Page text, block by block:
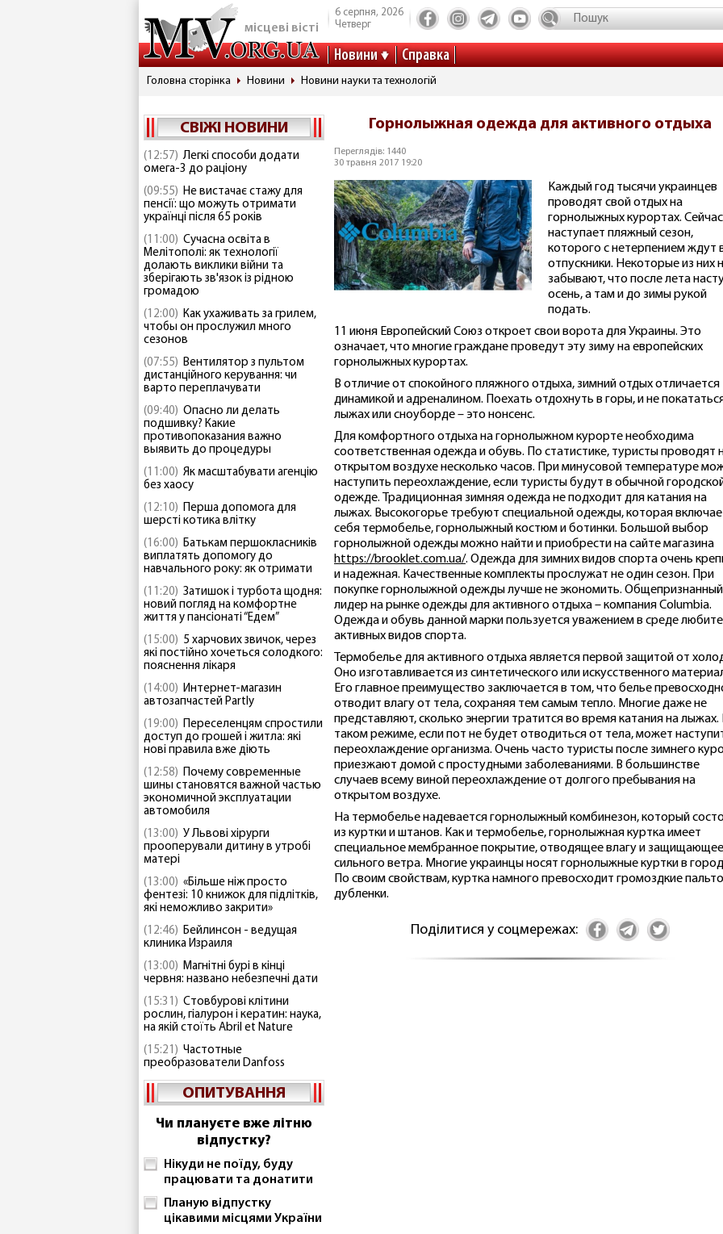
місцеві вісті
6 серпня, 2026
Четверг
Новини Справка
Головна сторінка Новини Новини науки та технологій
СВІЖІ НОВИНИ
(12:57) Легкі способи додати
омега-3 до раціону
(09:55) Не вистачає стажу для
пенсії: що можуть отримати
українці після 65 років
(11:00) Сучасна освіта в
Мелітополі: як технології
долають виклики війни та
зберігають зв'язок із рідною
громадою
(12:00) Как ухаживать за грилем,
чтобы он прослужил много
сезонов
(07:55) Вентилятор з пультом
дистанційного керування: чи
варто переплачувати
(09:40) Опасно ли делать
подшивку? Какие
противопоказания важно
выявить до процедуры
(11:00) Як масштабувати агенцію
без хаосу
(12:10) Перша допомога для
шерсті котика влітку
(16:00) Батькам першокласників
виплатять допомогу до
навчального року: як отримати
(11:20) Затишок і турбота щодня:
новий погляд на комфортне
життя у пансіонаті “Едем”
(15:00) 5 харчових звичок, через
які постійно хочеться солодкого:
пояснення лікаря
(14:00) Интернет-магазин
автозапчастей Partly
(19:00) Переселенцям спростили
доступ до грошей і житла: які
нові правила вже діють
(12:58) Почему современные
шины становятся важной частью
экономичной эксплуатации
автомобиля
(13:00) У Львові хірурги
прооперували дитину в утробі
матері
(13:00) «Більше ніж просто
фентезі: 10 книжок для підлітків,
які неможливо закрити»
(12:46) Бейлинсон - ведущая
клиника Израиля
(13:00) Магнітні бурі в кінці
червня: названо небезпечні дати
(15:31) Стовбурові клітини
рослин, гіалурон і кератин: наука,
на якій стоїть Abril et Nature
(15:21) Частотные
преобразователи Danfoss
ОПИТУВАННЯ
Чи плануєте вже літню
відпустку?
Нікуди не поїду, буду
працювати та донатити
Планую відпустку
цікавими місцями України
Горнолыжная одежда для активного отдыха
Переглядів: 1440
30 травня 2017 19:20
Каждый год тысячи украинцев
проводят свой отдых на
горнолыжных курортах. Сейчас
наступает пляжный сезон,
которого с нетерпением ждут
отпускники. Некоторые из них
забывают, что после лета
осень, а там и до зимы рукой
подать.
11 июня Европейский Союз откроет свои ворота для Украины. Это
означает, что многие граждане проведут эту зиму на европейских
горнолыжных курортах.
В отличие от спокойного пляжного отдыха, зимний отдых отличается
динамикой и адреналином. Поехать отдохнуть в горы, и не
лыжах или сноуборде – это нонсенс.
Для комфортного отдыха на горнолыжном курорте необходима
соответственная одежда и обувь. По статистике, туристы проводят
открытом воздухе несколько часов. При минусовой температуре
наступить переохлаждение, если туристы будут в обычной
одежде. Традиционная зимняя одежда не подходит для катания на
лыжах. Высокогорье требуют специальной одежды, которая
себя термобелье, горнолыжный костюм и ботинки. Большой выбор
горнолыжной одежды можно найти и приобрести на сайте магазина
https://brooklet.com.ua/. Одежда для зимних видов спорта очень
и надежная. Качественные комплекты прослужат не один сезон. При
покупке горнолыжной одежды лучше не экономить. Общепризнанный
лидер на рынке одежды для активного отдыха – компания Columbia.
Одежда и обувь данной марки пользуется уважением в среде
активных видов спорта.
Термобелье для активного отдыха является первой защитой от
Оно изготавливается из синтетического или искусственного
Его главное преимущество заключается в том, что белье
отводит влагу от тела, сохраняя тем самым тепло. Многие даже не
представляют, сколько энергии тратится во время катания на лыжах.
таком режиме, если пот не будет отводиться от тела, может
переохлаждение организма. Очень часто туристы после зимнего
приезжают домой с простудными заболеваниями. В большинстве
случаев всему виной переохлаждение от долгого пребывания на
открытом воздухе.
На термобелье надевается горнолыжный комбинезон, который
из куртки и штанов. Как и термобелье, горнолыжная куртка имеет
специальное мембранное покрытие, отводящее влагу и
сильного ветра. Многие украинцы носят горнолыжные куртки в
По своим свойствам, куртка намного превосходит громоздкие
дубленки.
Поділитися у соцмережах: